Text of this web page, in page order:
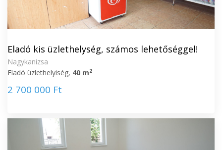
Eladó kis üzlethelység, számos lehetőséggel!
Nagykanizsa
Eladó üzlethelyiség, 40 m2
2 700 000 Ft